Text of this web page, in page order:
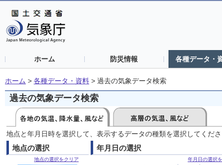
ホーム 防災情報 各種データ・
ホーム > 各種データ・資料 > 過去の気象データ検索
過去の気象データ検索
地点と年月日時を選択して、表示するデータの種類を選択してくだ
地点の選択
地点の選択をクリア
年月日の選択
年月日の選択